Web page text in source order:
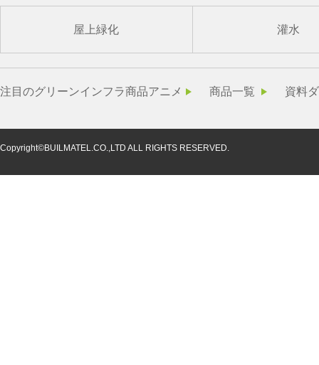
屋上緑化 灌水
注目のグリーンインフラ商品アニメ 商品一覧 資料
Copyright©BUILMATEL.CO.,LTD ALL RIGHTS RESERVED.